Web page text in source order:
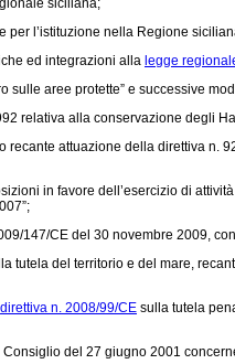
siciliana;
per l’istituzione nella Regione
ed integrazioni alla legge
sulle aree protette” e successive
relativa alla conservazione degli
recante attuazione della direttiva n.
in favore dell’esercizio di
147/CE del 30 novembre 2009,
tutela del territorio e del mare,
direttiva n. 2008/99/CE sulla tutela
del 27 giugno 2001